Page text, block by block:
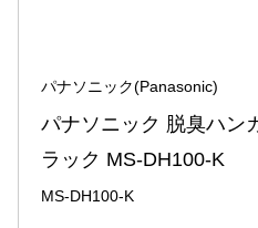
パナソニック(Panasonic)
パナソニック 脱臭ハン
ラック MS-DH100-K
MS-DH100-K